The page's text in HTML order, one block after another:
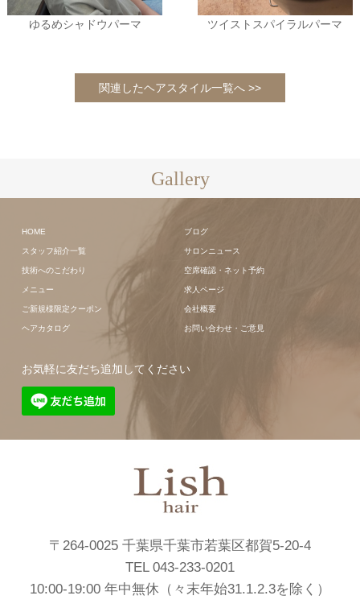
ゆるめシャドウパーマ ツイストスパイラルパーマ
関連したヘアスタイル一覧へ >>
Gallery
HOME
スタッフ紹介一覧
技術へのこだわり
メニュー
ご新規様限定クーポン
ヘアカタログ
ブログ
サロンニュース
空席確認・ネット予約
求人ページ
会社概要
お問い合わせ・ご意見
お気軽に友だち追加してください
〒264-0025 千葉県千葉市若葉区都賀5-20-4
TEL 043-233-0201
10:00-19:00 年中無休（々末年始31.1.2.3を除く）